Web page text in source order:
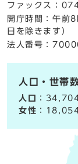
ファックス：
開庁時間：午前
日を除きます）
法人番号：
人口・世帯
人口
：
女性 ：